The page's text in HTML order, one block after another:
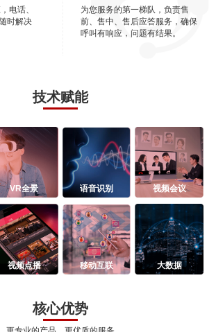
电话、
时解决
为您服务的第一梯队，负责售
前、售中、售后应答服务，确保
呼叫有响应，问题有结果。
技术赋能
VR全景 语音识别 视频会议
视频点播 移动互联 大数据
核心优势